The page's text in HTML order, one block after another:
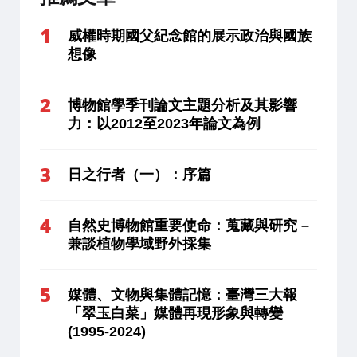
威權時期國父紀念館的展示政治與國族
想像
博物館學季刊論文主題分析及其影響
力：以2012至2023年論文為例
日之行者（一）：序篇
自然史博物館重要使命：蒐藏與研究 –
兼談植物學域野外採集
媒體、文物與集體記憶：臺灣三大報
「翠玉白菜」媒體再現形象與轉變
(1995-2024)